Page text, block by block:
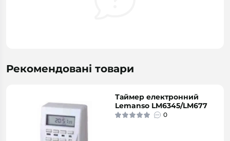
Рекомендовані товари
Таймер електронний
Lemanso LM6345/LM677
0